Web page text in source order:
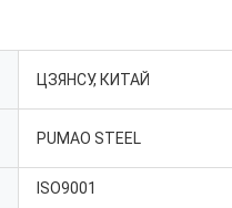
ЦЗЯНСУ, КИТАЙ
PUMAO STEEL
ISO9001